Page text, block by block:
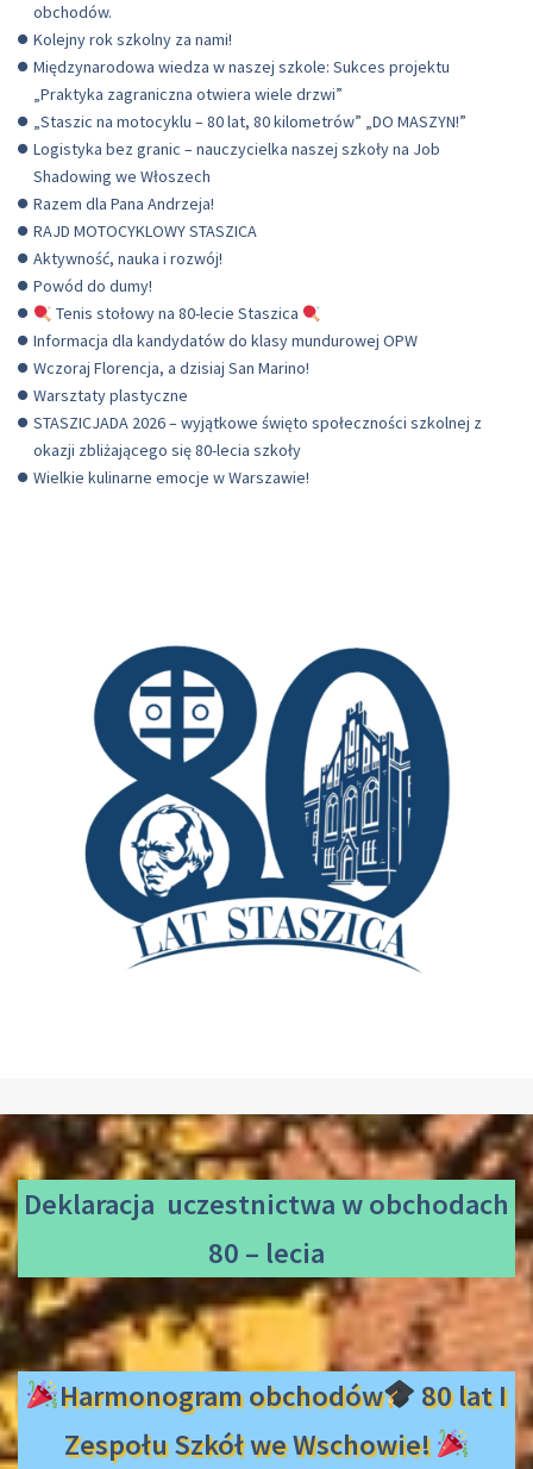
obchodów.
Kolejny rok szkolny za nami!
Międzynarodowa wiedza w naszej szkole: Sukces projektu
„Praktyka zagraniczna otwiera wiele drzwi”
„Staszic na motocyklu – 80 lat, 80 kilometrów” „DO MASZYN!”
Logistyka bez granic – nauczycielka naszej szkoły na Job
Shadowing we Włoszech
Razem dla Pana Andrzeja!
RAJD MOTOCYKLOWY STASZICA
Aktywność, nauka i rozwój!
Powód do dumy!
Tenis stołowy na 80-lecie Staszica
Informacja dla kandydatów do klasy mundurowej OPW
Wczoraj Florencja, a dzisiaj San Marino!
Warsztaty plastyczne
STASZICJADA 2026 – wyjątkowe święto społeczności szkolnej z
okazji zbliżającego się 80-lecia szkoły
Wielkie kulinarne emocje w Warszawie!
Deklaracja uczestnictwaw obchodach
80 – lecia
Harmonogram obchodów
80 lat I
Zespołu Szkół we Wschowie!